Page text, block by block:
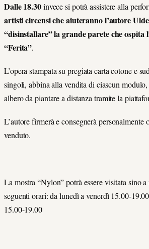
Dalle 18.30invece si potrà assistere alla
artisti circensi che aiuteranno l’autore
“disinstallare” la grande parete che ospita
“Ferita”.
L’opera stampata su pregiata carta cotone e
singoli, abbina alla vendita di ciascun
albero da piantare a distanza tramite la
L’autore firmerà e consegnerà
venduto.
La mostra “Nylon” potrà essere visitata sino
seguenti orari: da lunedì a venerdì 15.00-
15.00-19.00